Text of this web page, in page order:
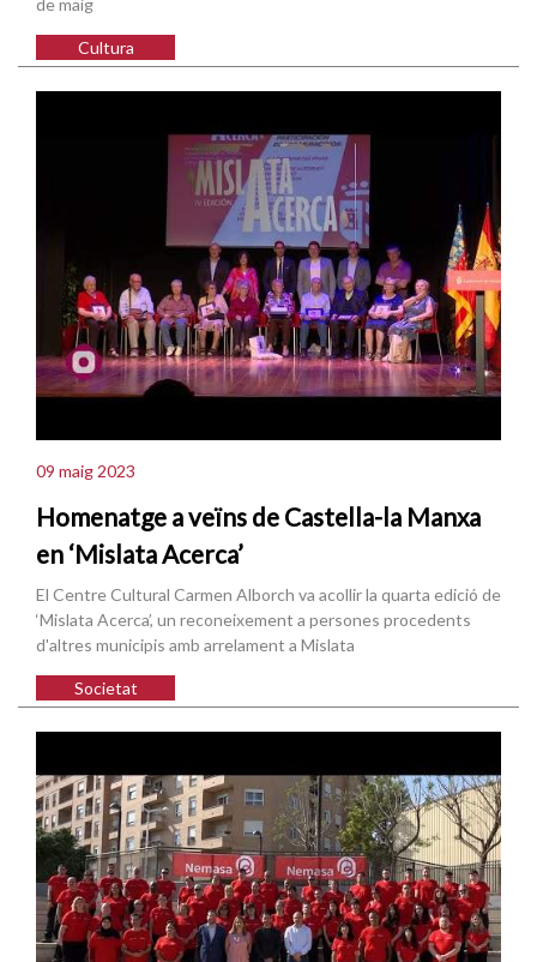
de maig
Cultura
09 maig 2023
Homenatge a veïns de Castella-la Manxa
en ‘Mislata Acerca’
El Centre Cultural Carmen Alborch va acollir la quarta edició de
‘Mislata Acerca’, un reconeixement a persones procedents
d'altres municipis amb arrelament a Mislata
Societat